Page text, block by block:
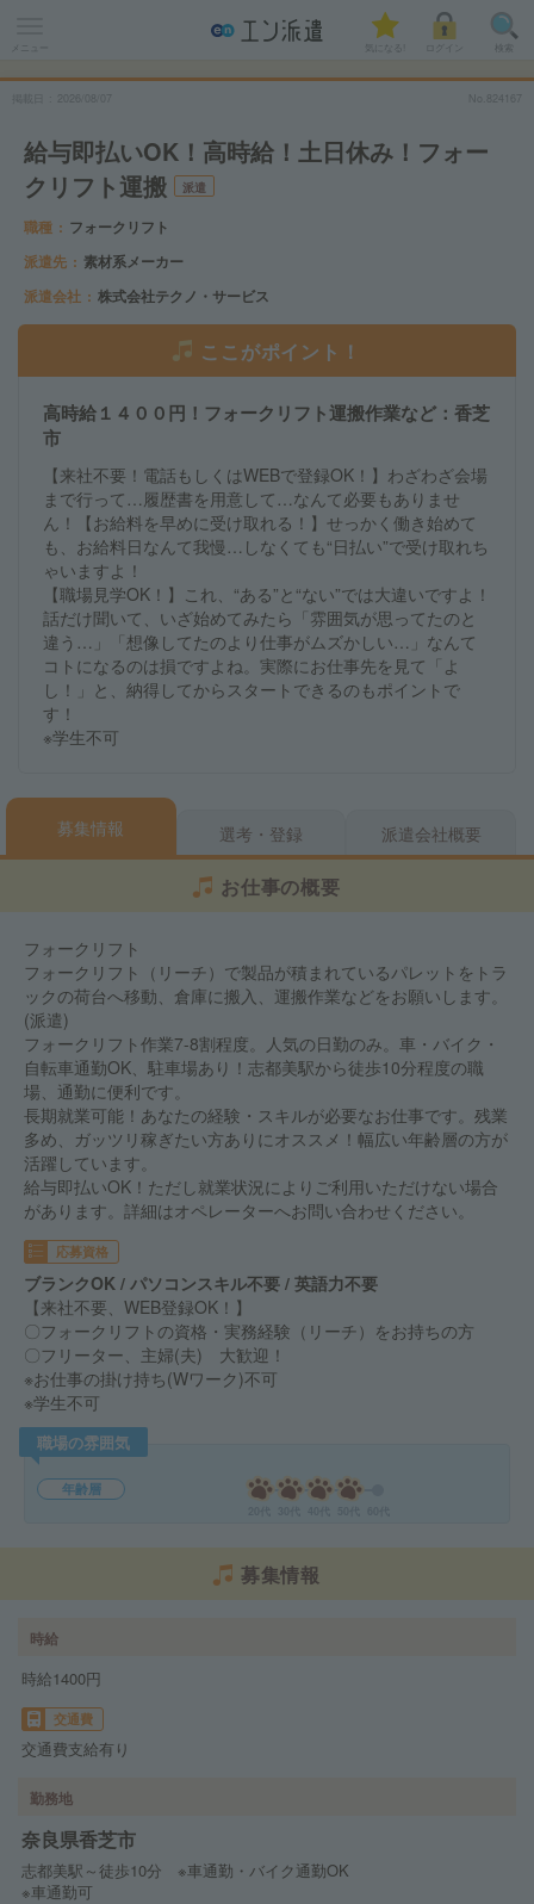
メニュー 気になる! 検索
No.824167
給与即払いOK！高時給！土日休み！フォー
クリフト運搬
派遣
職種
フォークリフト
派遣先
素材系メーカー
派遣会社
株式会社テクノ・サービス
ここがポイント！
高時給１４００円！フォークリフト運搬作業など：香芝
市
【来社不要！電話もしくはWEBで登録OK！】わざわざ会場
まで行って…履歴書を用意して…なんて必要もありませ
ん！【お給料を早めに受け取れる！】せっかく働き始めて
も、お給料日なんて我慢…しなくても“日払い”で受け取れち
ゃいますよ！
【職場見学OK！】これ、“ある”と“ない”では大違いですよ！
話だけ聞いて、いざ始めてみたら「雰囲気が思ってたのと
違う…」「想像してたのより仕事がムズかしい…」なんて
コトになるのは損ですよね。実際にお仕事先を見て「よ
し！」と、納得してからスタートできるのもポイントで
す！
※学生不可
募集情報 選考・登録 派遣会社概要
お仕事の概要
フォークリフト
フォークリフト（リーチ）で製品が積まれているパレットをトラ
ックの荷台へ移動、倉庫に搬入、運搬作業などをお願いします。
(派遣)
フォークリフト作業7-8割程度。人気の日勤のみ。車・バイク・
自転車通勤OK、駐車場あり！志都美駅から徒歩10分程度の職
場、通勤に便利です。
長期就業可能！あなたの経験・スキルが必要なお仕事です。残業
多め、ガッツリ稼ぎたい方ありにオススメ！幅広い年齢層の方が
活躍しています。
給与即払いOK！ただし就業状況によりご利用いただけない場合
があります。詳細はオペレーターへお問い合わせください。
応募資格
ブランクOK / パソコンスキル不要 / 英語力不要
【来社不要、WEB登録OK！】
〇フォークリフトの資格・実務経験（リーチ）をお持ちの方
〇フリーター、主婦(夫) 大歓迎！
※お仕事の掛け持ち(Wワーク)不可
※学生不可
職場の雰囲気
年齢層
募集情報
時給
時給1400円
交通費
交通費支給有り
勤務地
奈良県香芝市
志都美駅～徒歩10分 ※車通勤・バイク通勤OK
※車通勤可